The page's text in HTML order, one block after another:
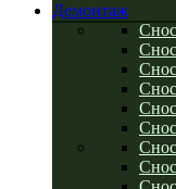
Демонтаж